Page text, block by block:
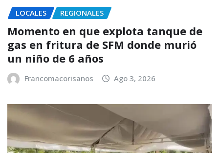
LOCALES REGIONALES
Momento en que explota tanque de
gas en fritura de SFM donde murió
un niño de 6 años
Francomacorisanos Ago 3, 2026